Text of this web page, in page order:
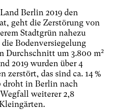
Berlin 2019 den
geht die Zerstörung von
Stadtgrün nahezu
Bodenversiegelung
Durchschnitt um 3.800 m2
2019 wurden über 4
das sind ca. 14 %
droht in Berlin nach
weiterer 2,8